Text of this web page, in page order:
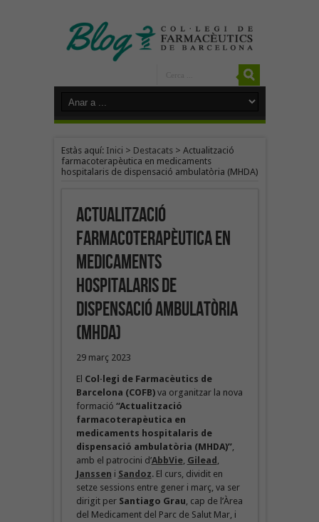
Estàs aquí: Inici > Destacats> Actualització
farmacoterapèutica en medicaments
hospitalaris de dispensació ambulatòria (MHDA)
Actualització
farmacoterapèutica en
medicaments
hospitalaris de
dispensació ambulatòria
(MHDA)
29 març 2023
El Col·legi de Farmacèutics de
Barcelona (COFB)va organitzar la nova
formació “Actualització
farmacoterapèutica en
medicaments hospitalaris de
dispensació ambulatòria (MHDA)”,
amb el patrocini d’AbbVie, Gilead
Janssen i Sandoz. El curs, dividit en
setze sessions entre gener i març, va ser
dirigit per Santiago Grau , cap de l’Àrea
del Medicament del Parc de Salut Mar, i